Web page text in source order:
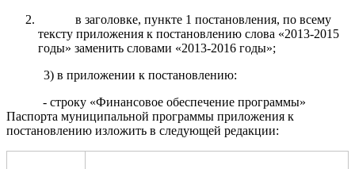
в заголовке, пункте 1 постановления, по всему
тексту приложения к постановлению слова «2013-2015
годы» заменить словами «2013-2016 годы»;
3) в приложении к постановлению:
- строку «Финансовое обеспечение программы»
Паспорта муниципальной программы приложения к
постановлению изложить в следующей редакции: